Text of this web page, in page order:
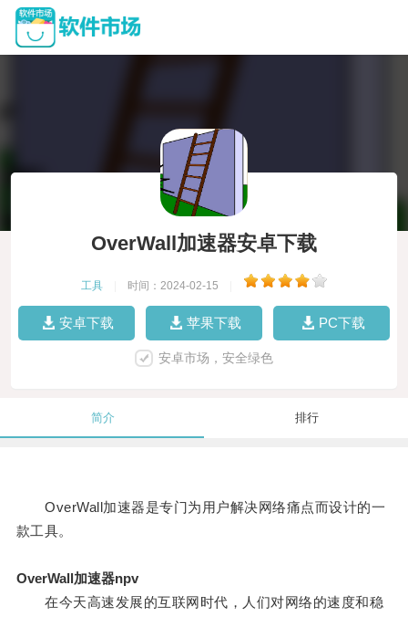
OverWall加速器安卓下载
工具 时间：2024-02-15
安卓下载 苹果下载 PC下载
安卓市场，安全绿色
简介 排行
OverWall加速器是专门为用户解决网络痛点而设计的一
款工具。
OverWall加速器npv
在今天高速发展的互联网时代，人们对网络的速度和稳